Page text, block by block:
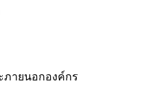
ภายนอกองค์กร